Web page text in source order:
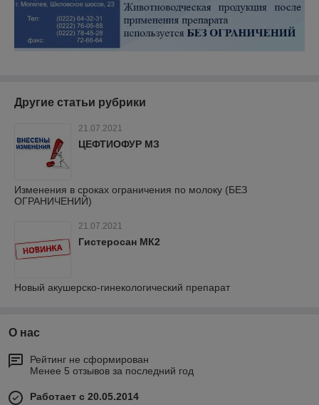
Другие статьи рубрики
21.07.2021
ЦЕФТИОФУР МЗ
Изменения в сроках ограничения по молоку (БЕЗ
ОГРАНИЧЕНИЙ)
21.07.2021
Гистеросан МК2
Новый акушерско-гинекологический препарат
О нас
Рейтинг не сформирован
Менее 5 отзывов за последний год
Работает с 20.05.2014